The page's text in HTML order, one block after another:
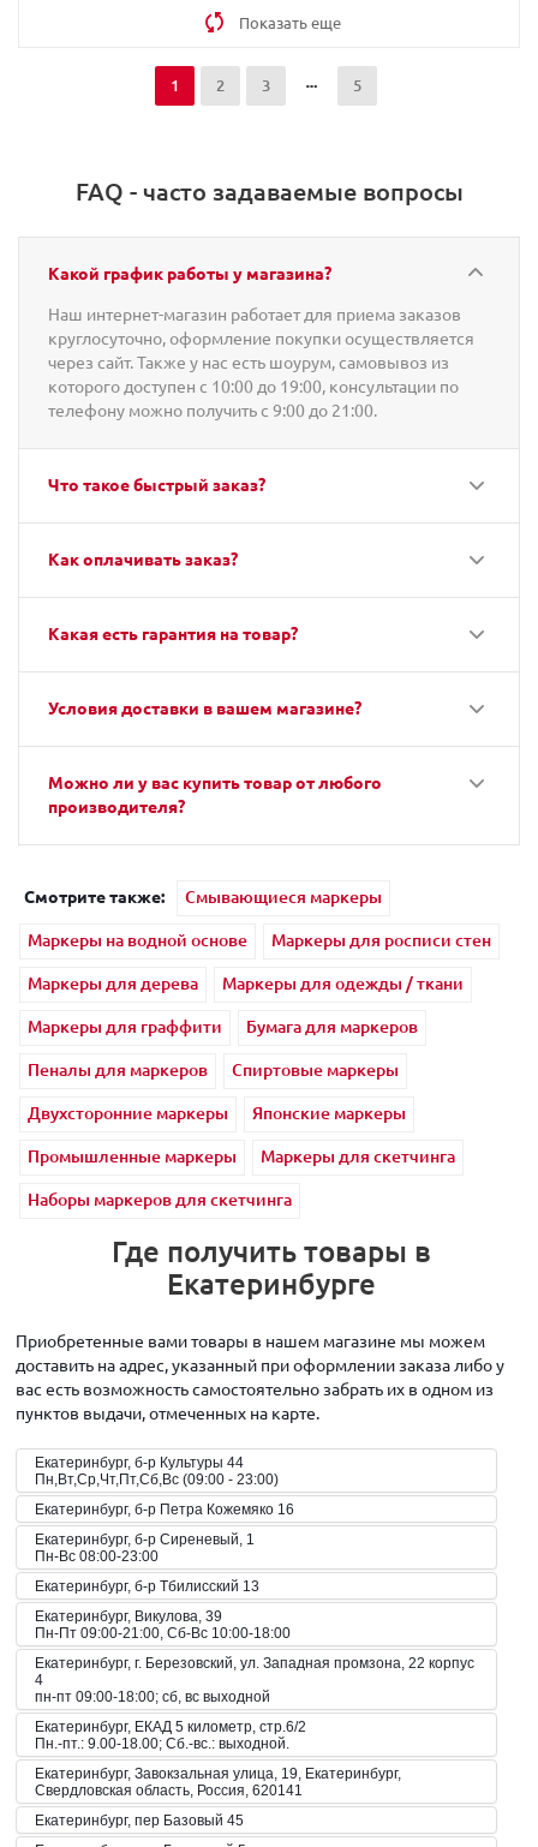
Показать еще
1 2 3 5
FAQ - часто задаваемые вопросы
Какой график работы у магазина?
Наш интернет-магазин работает для приема заказов
круглосуточно, оформление покупки осуществляется
через сайт. Также у нас есть шоурум, самовывоз из
которого доступен с 10:00 до 19:00, консультации по
телефону можно получить с 9:00 до 21:00.
Что такое быстрый заказ?
Как оплачивать заказ?
Какая есть гарантия на товар?
Условия доставки в вашем магазине?
Можно ли у вас купить товар от любого
производителя?
Смотрите также:
Смывающиеся маркеры
Маркеры на водной основе
Маркеры для росписи стен
Маркеры для дерева
Маркеры для одежды / ткани
Маркеры для граффити
Бумага для маркеров
Пеналы для маркеров
Спиртовые маркеры
Двухсторонние маркеры
Японские маркеры
Промышленные маркеры
Маркеры для скетчинга
Наборы маркеров для скетчинга
Где получить товары в
Екатеринбурге
Приобретенные вами товары в нашем магазине мы можем
доставить на адрес, указанный при оформлении заказа либо у
вас есть возможность самостоятельно забрать их в одном из
пунктов выдачи, отмеченных на карте.
Екатеринбург, б-р Культуры 44
Пн,Вт,Ср,Чт,Пт,Сб,Вс (09:00 - 23:00)
Екатеринбург, б-р Петра Кожемяко 16
Екатеринбург, б-р Сиреневый, 1
Пн-Вс 08:00-23:00
Екатеринбург, б-р Тбилисский 13
Екатеринбург, Викулова, 39
Пн-Пт 09:00-21:00, Сб-Вс 10:00-18:00
Екатеринбург, г. Березовский, ул. Западная промзона, 22 корпус
4
пн-пт 09:00-18:00; сб, вс выходной
Екатеринбург, ЕКАД 5 километр, стр.6/2
Пн.-пт.: 9.00-18.00; Сб.-вс.: выходной.
Екатеринбург, Завокзальная улица, 19, Екатеринбург,
Свердловская область, Россия, 620141
Екатеринбург, пер Базовый 45